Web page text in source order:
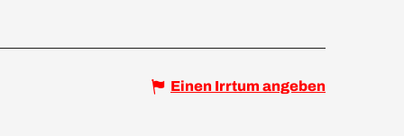
Einen Irrtum angeben